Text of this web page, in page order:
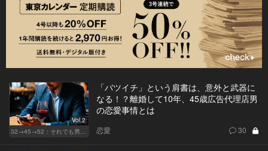
Vol.2
32→45→52：それでも男は完成しない。
「バツイチ」という肩書は、意外と武器に
なる！？離婚して10年、45歳広告代理店男
の恋愛事情とは
恋愛 30